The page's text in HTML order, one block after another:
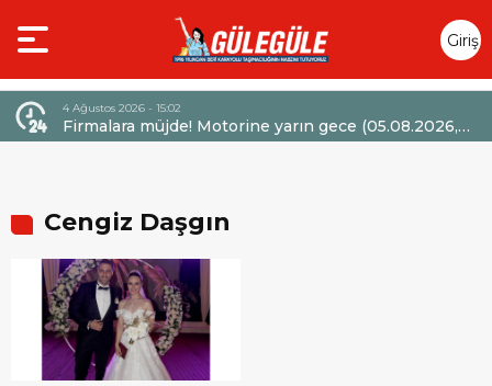
Giriş
Yap
- 15:02
müjde! Motorine yarın gece (05.08.2026,
itibarıyla 6,60 TL’lik dev bir indirim
Mercedes-Benz
Sözleşmelerinde
Cengiz Daşgın